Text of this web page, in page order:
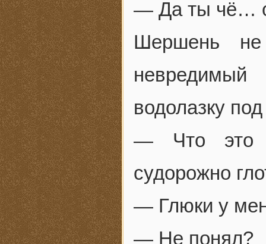
— Да ты чё…
Шершень не
водолазку
— Что это
судорожно
— Глюки у
— Не понял?